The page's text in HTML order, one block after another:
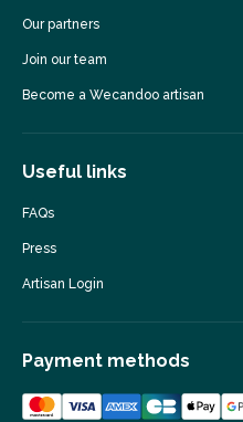
Our partners
Join our team
Become a Wecandoo artisan
Useful links
FAQs
Press
Artisan Login
Payment methods